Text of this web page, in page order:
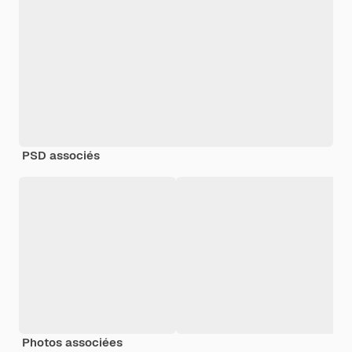
PSD associés
Photos associées